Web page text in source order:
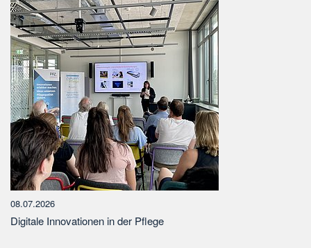
08.07.2026
Digitale Innovationen in der Pflege